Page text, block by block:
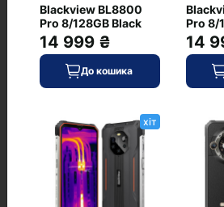
8.9
Живлення
Обладнання
Тихий клік
5000
Додатково
Blackview BL8800
Pro 8/128GB Black
14 999 ₴
До кошика
Pro 8/
14
хіт